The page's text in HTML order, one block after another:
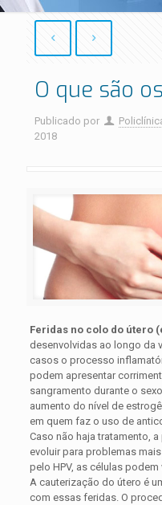
O que são
Publicado por
2018
Feridas no colo do útero
desenvolvidas ao longo da
casos o processo
podem apresentar
sangramento durante o
aumento do nível de
em quem faz o uso de
Caso não haja tratamento,
evoluir para problemas
pelo HPV, as células
A cauterização do útero é
com essas feridas. O